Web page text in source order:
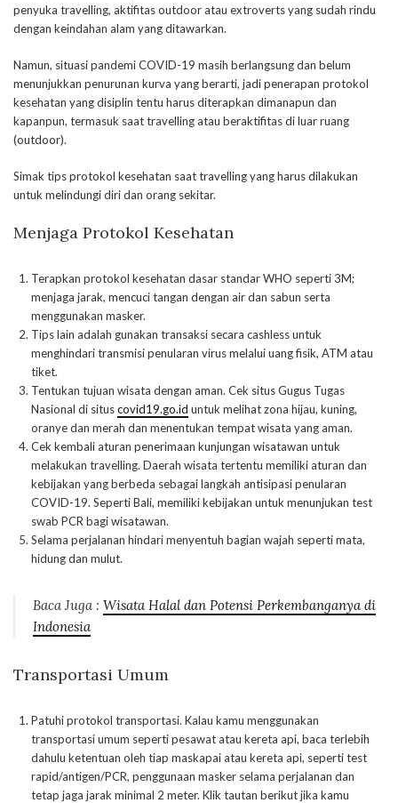
penyuka travelling, aktifitas outdoor atau extroverts yang sudah rindu
dengan keindahan alam yang ditawarkan.
Namun, situasi pandemi COVID-19 masih berlangsung dan belum
menunjukkan penurunan kurva yang berarti, jadi penerapan protokol
kesehatan yang disiplin tentu harus diterapkan dimanapun dan
kapanpun, termasuk saat travelling atau beraktifitas di luar ruang
(outdoor).
Simak tips protokol kesehatan saat travelling yang harus dilakukan
untuk melindungi diri dan orang sekitar.
Menjaga Protokol Kesehatan
Terapkan protokol kesehatan dasar standar WHO seperti 3M;
menjaga jarak, mencuci tangan dengan air dan sabun serta
menggunakan masker.
Tips lain adalah gunakan transaksi secara cashless untuk
menghindari transmisi penularan virus melalui uang fisik, ATM atau
tiket.
Tentukan tujuan wisata dengan aman. Cek situs Gugus Tugas
Nasional di situscovid19.go.id untuk melihat zona hijau, kuning,
oranye dan merah dan menentukan tempat wisata yang aman.
Cek kembali aturan penerimaan kunjungan wisatawan untuk
melakukan travelling. Daerah wisata tertentu memiliki aturan dan
kebijakan yang berbeda sebagai langkah antisipasi penularan
COVID-19. Seperti Bali, memiliki kebijakan untuk menunjukan test
swab PCR bagi wisatawan.
Selama perjalanan hindari menyentuh bagian wajah seperti mata,
hidung dan mulut.
Baca Juga : Wisata Halal dan Potensi Perkembanganya di
Indonesia
Transportasi Umum
Patuhi protokol transportasi. Kalau kamu menggunakan
transportasi umum seperti pesawat atau kereta api, baca terlebih
dahulu ketentuan oleh tiap maskapai atau kereta api, seperti test
rapid/antigen/PCR, penggunaan masker selama perjalanan dan
tetap jaga jarak minimal 2 meter. Klik tautan berikut jika kamu